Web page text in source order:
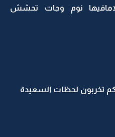
نوم وجات تحشش
تخربون لحظات السعيدة